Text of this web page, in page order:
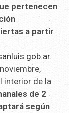
pertenecen
a partir
.
interior de la
de 2
según